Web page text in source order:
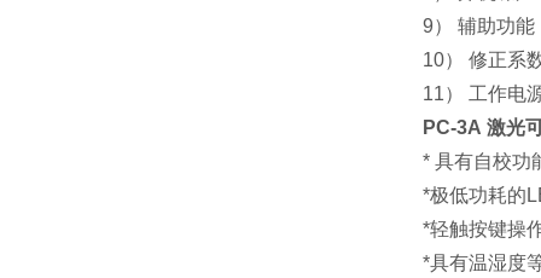
9） 辅助功
10） 修正系
11） 工作电
PC-3A 激光
* 具有自校功
*极低功耗的
*轻触按键操
*具有温湿度